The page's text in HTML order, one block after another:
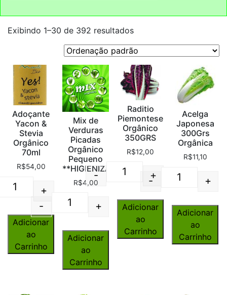
Exibindo 1–30 de 392 resultados
Adoçante
Yacon &
Stevia
Orgânico
70ml
R$54,00
Quantity+
Adicionar
ao
Carrinho
Mix de
Verduras
Picadas
Orgânico
Pequeno
**HIGIENIZADO**
R$4,00
Quantity
- +
Adicionar
ao
Carrinho
Raditio
Piemontese
Orgânico
350GRS
R$12,00
Quantity
- +
Adicionar
ao
Carrinho
Acelga
Japonesa
300Grs
Orgânica
R$11,10
Quantity
- +
Adicionar
ao
Carrinho